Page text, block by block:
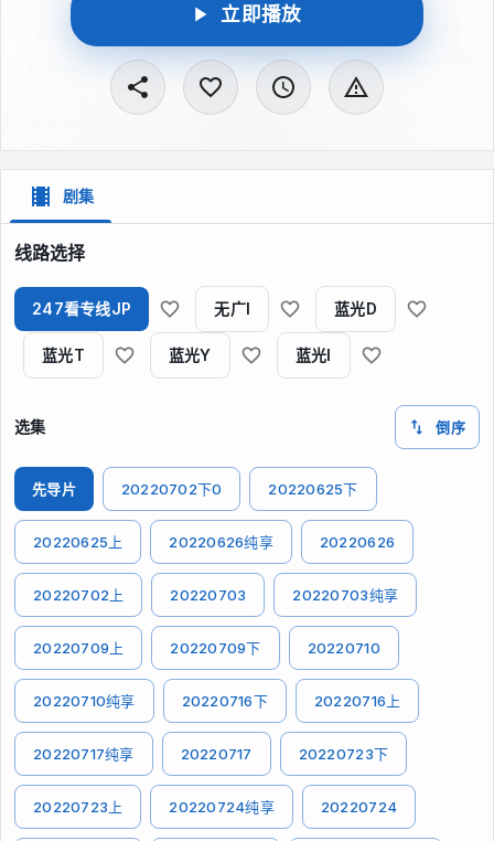
立即播放
剧集
线路选择
247看专线JP 无广I 蓝光D
蓝光T 蓝光Y 蓝光I
选集 倒序
先导片 20220702下0 20220625下
20220625上 20220626纯享 20220626
20220702上 20220703 20220703纯享
20220709上 20220709下 20220710
20220710纯享 20220716下 20220716上
20220717纯享 20220717 20220723下
20220723上 20220724纯享 20220724